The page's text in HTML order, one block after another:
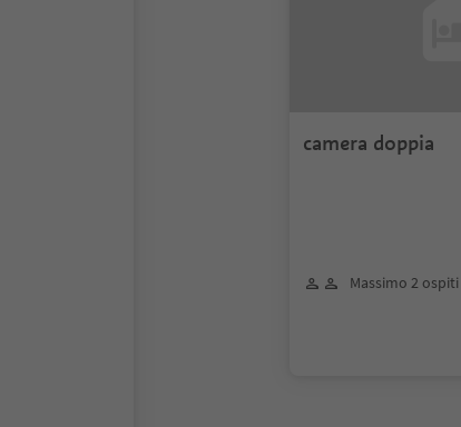
camera doppia
Massimo 2 ospiti